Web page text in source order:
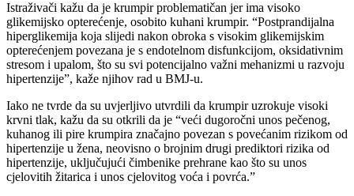
Istraživači kažu da je krumpir problematičan jer ima visoko
glikemijsko opterećenje, osobito kuhani krumpir. “Postprandijalna
hiperglikemija koja slijedi nakon obroka s visokim glikemijskim
opterećenjem povezana je s endotelnom disfunkcijom, oksidativnim
stresom i upalom, što su svi potencijalno važni mehanizmi u razvoju
hipertenzije”, kaže njihov rad u BMJ-u.
Iako ne tvrde da su uvjerljivo utvrdili da krumpir uzrokuje visoki
krvni tlak, kažu da su otkrili da je “veći dugoročni unos pečenog,
kuhanog ili pire krumpira značajno povezan s povećanim rizikom od
hipertenzije u žena, neovisno o brojnim drugi prediktori rizika od
hipertenzije, uključujući čimbenike prehrane kao što su unos
cjelovitih žitarica i unos cjelovitog voća i povrća.”